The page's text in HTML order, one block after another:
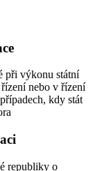
při výkonu státní
nebo v řízení
kdy stát
republiky o